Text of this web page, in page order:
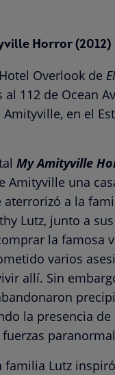
Horror (2012)
Overlook de
112 de Ocean
en el
My Amityville
Amityville una
a la
Lutz, junto a
la famosa
varios
allí. Sin
la presencia
familia Lutz